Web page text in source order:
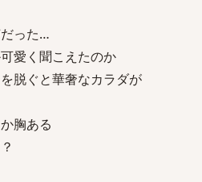
った…
愛く聞こえたのか
脱ぐと華奢なカラダが
胸ある